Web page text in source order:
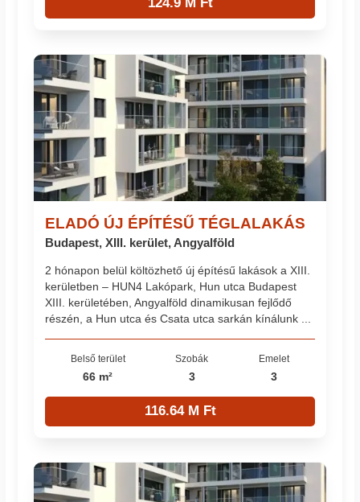
ELADÓ ÚJ ÉPÍTÉSŰ TÉGLALAKÁS
Budapest, XIII. kerület, Angyalföld
2 hónapon belül költözhető új építésű lakások a XIII.
kerületben – HUN4 Lakópark, Hun utca Budapest
XIII. kerületében, Angyalföld dinamikusan fejlődő
részén, a Hun utca és Csata utca sarkán kínálunk ...
Belső terület
66 m²
Szobák
3
Emelet
3
116.64 M Ft